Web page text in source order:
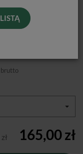
brutto
165,00 zł